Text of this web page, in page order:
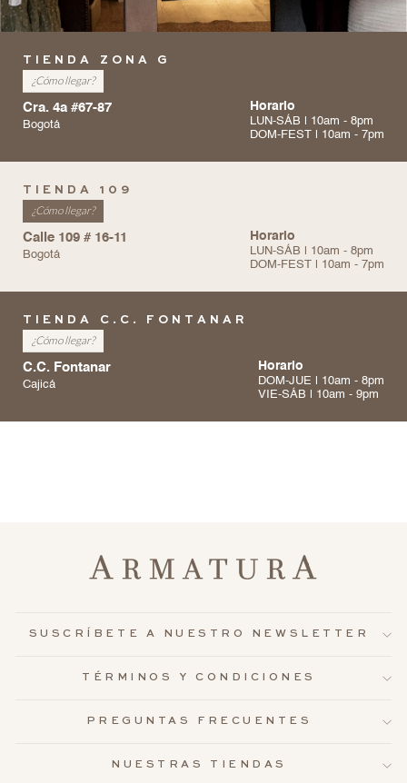
TIENDA ZONA G
¿Cómo llegar?
Cra. 4a #67-87
Bogotá
Horario
LUN-SÁB | 10am - 8pm
DOM-FEST | 10am - 7pm
TIENDA 109
¿Cómo llegar?
Calle 109 # 16-11
Bogotá
Horario
LUN-SÁB | 10am - 8pm
DOM-FEST | 10am - 7pm
TIENDA C.C. FONTANAR
¿Cómo llegar?
C.C. Fontanar
Cajicá
Horario
DOM-JUE | 10am - 8pm
VIE-SÁB | 10am - 9pm
SUSCRÍBETE A NUESTRO NEWSLETTER
TÉRMINOS Y CONDICIONES
PREGUNTAS FRECUENTES
NUESTRAS TIENDAS